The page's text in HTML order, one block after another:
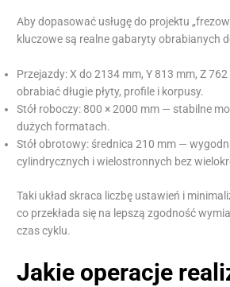
Aby dopasować usługę do projektu
kluczowe są realne gabaryty obrabianych
Przejazdy: X do 2134 mm, Y 813 mm, Z
obrabiać długie płyty, profile i korpusy.
Stół roboczy: 800 × 2000 mm — stabilne
dużych formatach.
Stół obrotowy: średnica 210 mm —
cylindrycznych i wielostronnych bez
Taki układ skraca liczbę ustawień i
co przekłada się na lepszą zgodność
czas cyklu.
Jakie operacje